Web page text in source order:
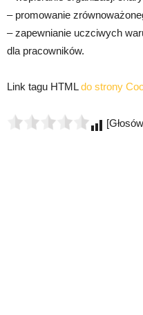
– promowanie
– zapewnianie uczciwych
dla pracowników.
Link tagu HTMLdo strony